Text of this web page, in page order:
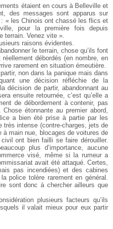
étaient en cours à Belleville et
des messages sont apparus sur
« les Chinois ont chassé les flics et
pour la première fois depuis
terrain. Venez vite ».
raisons évidentes.
le terrain, chose qu’ils font
débordés (en nombre, en
rarement en situation émeutière.
non dans la panique mais dans
une décision réfléchie de la
décision de partir, abandonnant au
ensuite retournée, c’est qu’elle a
de débordement à contenir, pas
étonnante au premier abord,
a bien été prise à partie par les
très intense (contre-charges, jets de
main nue, blocages de voitures de
ont bien failli se faire dérouiller.
plus d’importance, aucune
visé, même si la rumeur a
avait été attaqué. Certes,
pas incendiées) et des cabines
police tolère rarement en général.
sont donc à chercher ailleurs que
plusieurs facteurs qu’ils
il valait mieux pour eux partir